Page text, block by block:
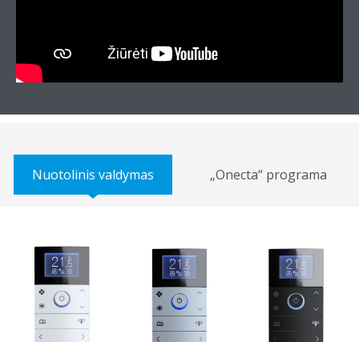
Nuotolinis valdymas „Onecta“ programa